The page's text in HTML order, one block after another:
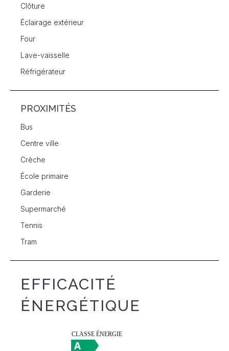
Clôture
Éclairage extérieur
Four
Lave-vaisselle
Réfrigérateur
PROXIMITÉS
Bus
Centre ville
Crèche
École primaire
Garderie
Supermarché
Tennis
Tram
EFFICACITÉ
ÉNERGÉTIQUE